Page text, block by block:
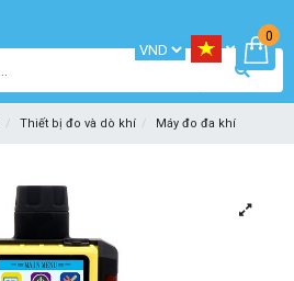
0
Thiết bị đo và dò khí Máy đo đa khí